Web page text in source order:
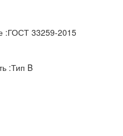
:ГОСТ 33259-2015
:Тип B